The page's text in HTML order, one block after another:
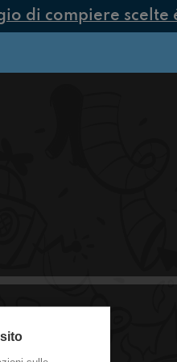
di compiere scelte